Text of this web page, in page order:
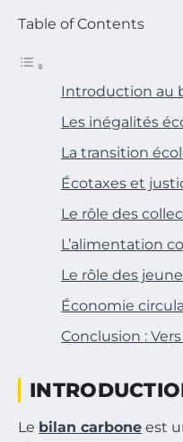
Table of Contents
Introduction au
Les inégalités
La transition
Écotaxes et
Le rôle des
L’alimentation
Le rôle des
Économie
Conclusion :
Le bilan carbone est